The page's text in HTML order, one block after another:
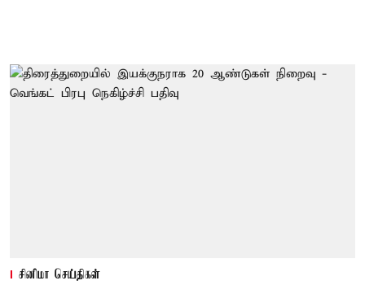
சினிமா செய்திகள்